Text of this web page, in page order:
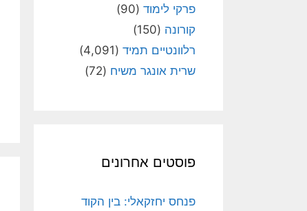
פרקי לימוד (90)
קורונה (150)
רלוונטיים תמיד (4,091)
שרית אונגר משיח (72)
פוסטים אחרונים
פנחס יחזקאלי: בין הקוד